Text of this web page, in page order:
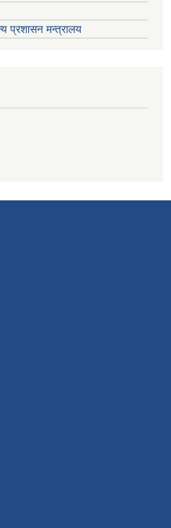
प्रशासन मन्त्रालय